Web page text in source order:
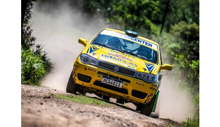
EDITAIS
CONTATO
A FOLHA REGIONAL DIGITAL